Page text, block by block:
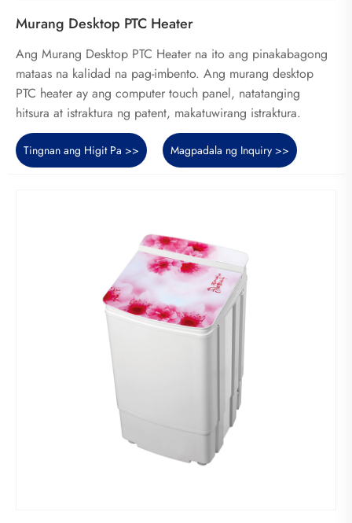
Murang Desktop PTC Heater
Ang Murang Desktop PTC Heater na ito ang pinakabagong
mataas na kalidad na pag-imbento. Ang murang desktop
PTC heater ay ang computer touch panel, natatanging
hitsura at istraktura ng patent, makatuwirang istraktura.
Tingnan ang Higit Pa >> Magpadala ng Inquiry >>